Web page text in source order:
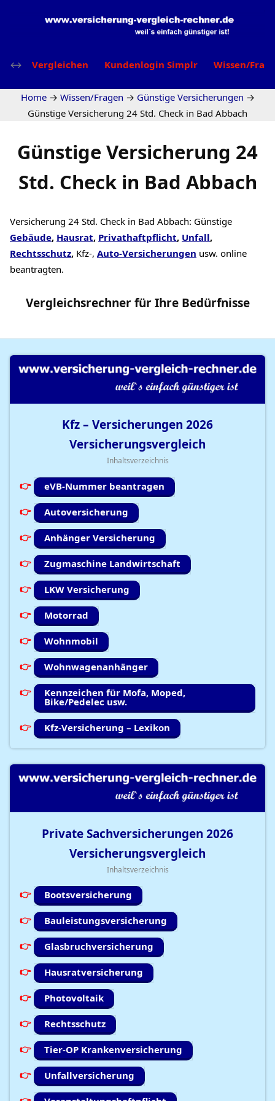
Vergleichen Kundenlogin Simplr Wissen/
Home → Wissen/Fragen → Günstige Versicherungen →
Günstige Versicherung 24 Std. Check in Bad Abbach
Günstige Versicherung 24
Std. Check in Bad Abbach
Versicherung 24 Std. Check in Bad Abbach: Günstige
Gebäude, Hausrat, Privathaftpflicht, Unfall,
Rechtsschutz, Kfz-, Auto-Versicherungen usw. online
beantragten.
Vergleichsrechnerfür Ihre Bedürfnisse
Kfz – Versicherungen 2026
Versicherungsvergleich
Inhaltsverzeichnis
eVB-Nummer beantragen
Autoversicherung
Anhänger Versicherung
Zugmaschine Landwirtschaft
LKW Versicherung
Motorrad
Wohnmobil
Wohnwagenanhänger
Kennzeichen für Mofa, Moped,
Bike/Pedelec usw.
Kfz-Versicherung – Lexikon
Private Sachversicherungen 2026
Versicherungsvergleich
Inhaltsverzeichnis
Bootsversicherung
Bauleistungsversicherung
Glasbruchversicherung
Hausratversicherung
Photovoltaik
Rechtsschutz
Tier-OP Krankenversicherung
Unfallversicherung